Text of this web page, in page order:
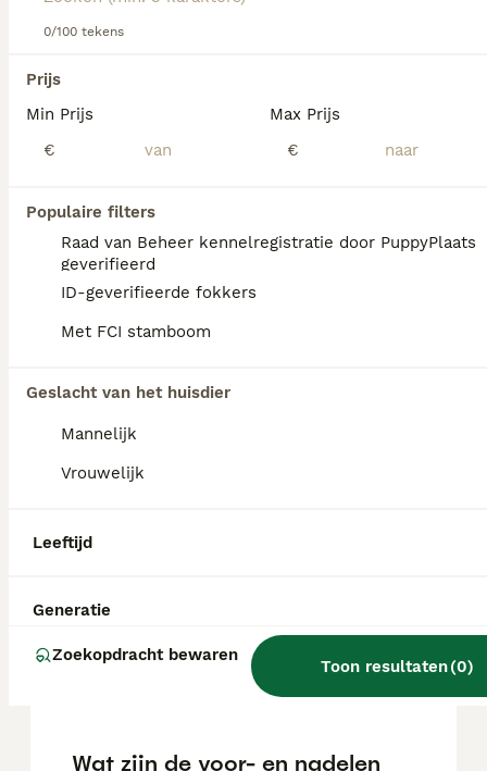
0/100 tekens
Prijs
Min Prijs
€
Max Prijs
€
Populaire filters
Raad van Beheer kennelregistratie door PuppyPlaats
geverifieerd
ID-geverifieerde fokkers
Met FCI stamboom
Geslacht van het huisdier
Mannelijk
Vrouwelijk
Leeftijd
Generatie
Zoekopdracht bewaren
Toon resultaten(0)
voor informatie over dit hondenras.
We hebben 0 Basset Bleu de Gascogne Pups
Als je toekomstige resultaten wil zien voor deze
exacte zoekopdracht, sla dan je zoekopdracht op en
FAQ's
Basset Bleu de Gascogne?
De Basset Bleu de Gascogne is aanhankelijk
tegenover zijn eigenaren en hun vrienden,
maar eerder gereserveerd tegenover
zelden voorkomen in rasstandaarden en
Is een Basset een makkelijke
Wat zijn de voor- en nadelen